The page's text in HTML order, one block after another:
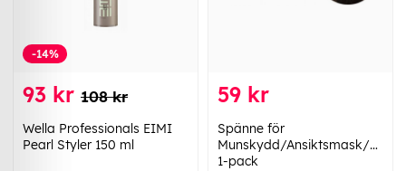
-14%
93 kr 108 kr
Wella Professionals EIMI
Pearl Styler 150 ml
59 kr
Spänne för
Munskydd/Ansiktsmask/
1-pack